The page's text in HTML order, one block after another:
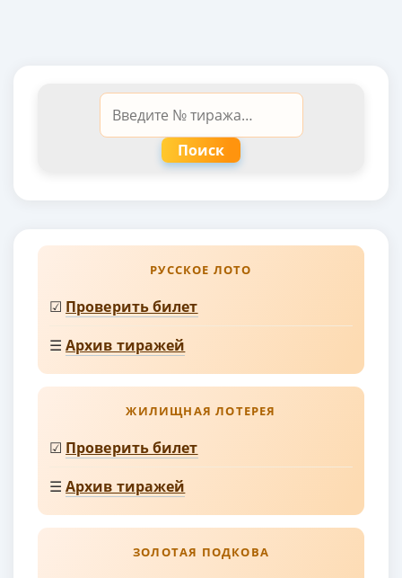
Поиск
РУССКОЕ ЛОТО
☑ Проверить билет
☰Архив тиражей
ЖИЛИЩНАЯ ЛОТЕРЕЯ
☑ Проверить билет
☰Архив тиражей
ЗОЛОТАЯ ПОДКОВА